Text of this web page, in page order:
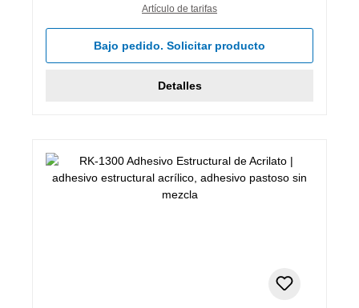
Artículo de tarifas
Bajo pedido. Solicitar producto
Detalles